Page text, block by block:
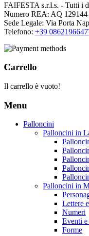
FAIFESTA s.r.l.s. - Tutti i
Numero REA: AQ 129144
Sede Legale: Via Porta
Telefono: +39
Carrello
Il carrello è vuoto!
Menu
Palloncini
Palloncini in
Palloncini in
Lettere
Numeri
Eventi
Forme